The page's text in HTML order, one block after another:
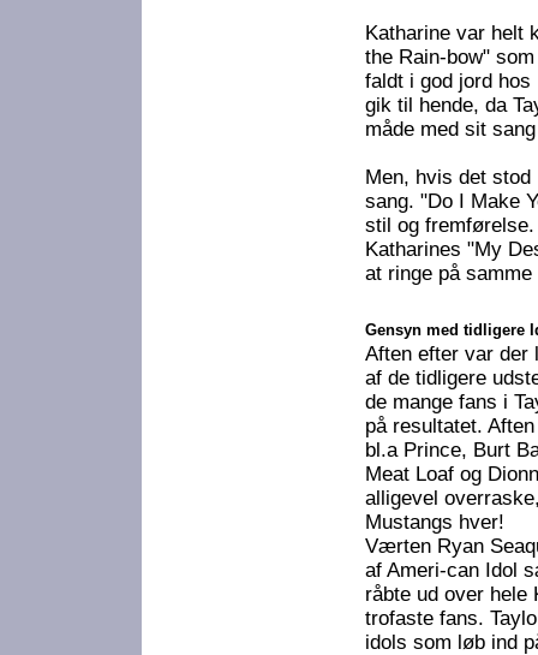
Katharine var helt
the Rain-bow"
faldt i god jord hos
gik til hende, da
måde med sit
Men, hvis det
sang. "Do I Make
stil og
Katharines "My
at ringe på
Gensyn med tidligere
Aften efter var der
af de tidligere
de mange fans i
på resultatet.
bl.a Prince, Burt
Meat Loaf og
alligevel
Mustangs hver!
Værten Ryan
af Ameri-can Idol
råbte ud over hele
trofaste fans.
idols som løb ind